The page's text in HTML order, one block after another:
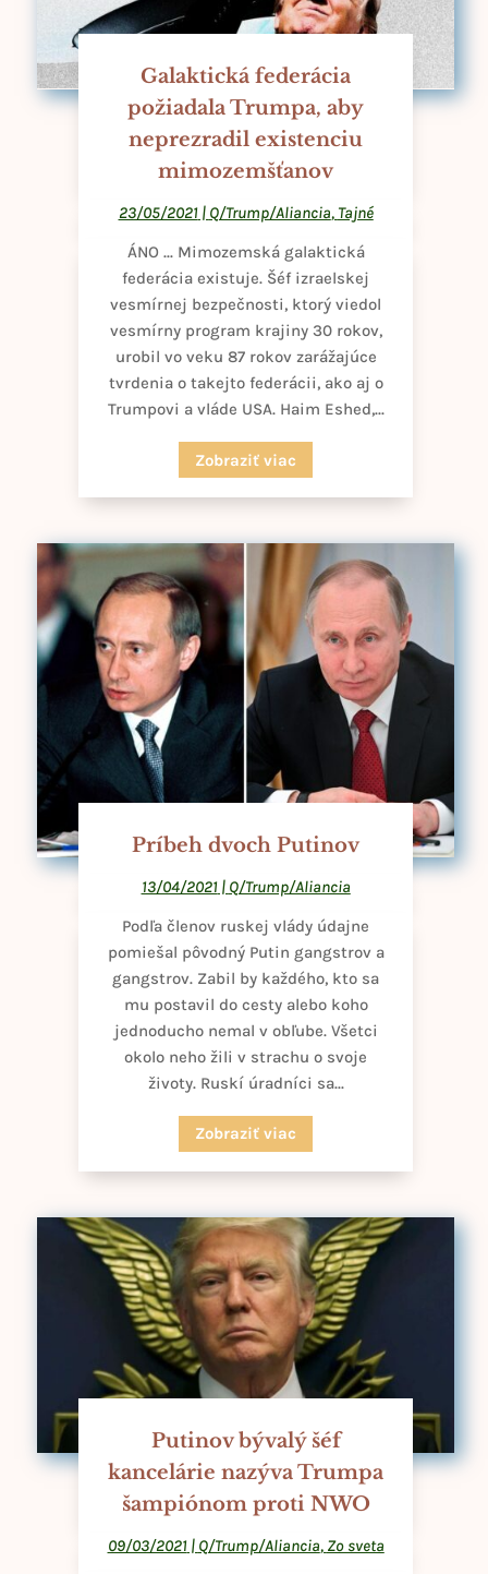
Galaktická federácia
požiadala Trumpa, aby
neprezradil existenciu
mimozemšťanov
23/05/2021| Q/Trump/Aliancia, Tajné
ÁNO ... Mimozemská galaktická
federácia existuje. Šéf izraelskej
vesmírnej bezpečnosti, ktorý viedol
vesmírny program krajiny 30 rokov,
urobil vo veku 87 rokov zarážajúce
tvrdenia o takejto federácii, ako aj o
Trumpovi a vláde USA. Haim Eshed,...
Zobraziť viac
Príbeh dvoch Putinov
13/04/2021| Q/Trump/Aliancia
Podľa členov ruskej vlády údajne
pomiešal pôvodný Putin gangstrov a
gangstrov. Zabil by každého, kto sa
mu postavil do cesty alebo koho
jednoducho nemal v obľube. Všetci
okolo neho žili v strachu o svoje
životy. Ruskí úradníci sa...
Zobraziť viac
Putinov bývalý šéf
kancelárie nazýva Trumpa
šampiónom proti NWO
09/03/2021| Q/Trump/Aliancia, Zo sveta